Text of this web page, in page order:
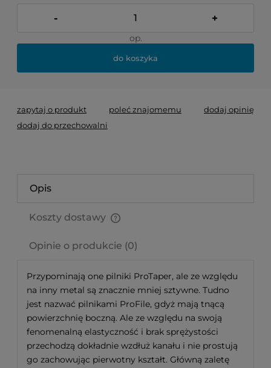
- +
op.
do koszyka
zapytaj o produkt poleć znajomemu
dodaj opinię
dodaj do przechowalni
Opis
Koszty dostawy
Opinie o produkcie (0)
Przypominają one pilniki ProTaper, ale ze względu
na inny metal są znacznie mniej sztywne. Tudno
jest nazwać pilnikami ProFile, gdyż mają tnącą
powierzchnię boczną. Ale ze względu na swoją
fenomenalną elastyczność i brak sprężystości
przechodzą dokładnie wzdłuż kanału i nie prostują
go zachowując pierwotny kształt. Główną zaletę